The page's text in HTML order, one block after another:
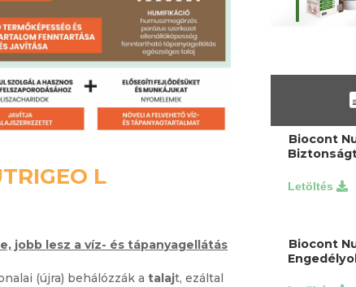
L
jobb lesz a víz- és tápanyagellátás
(újra) behálózzák atalajt, ezáltal
Biocont
Biocont